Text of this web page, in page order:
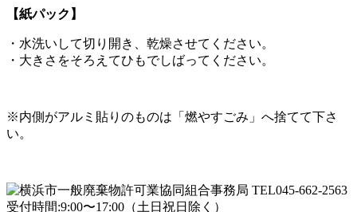
【紙パック】
・水洗いして切り開き、乾燥させてください。
・大きさをそろえてひもでしばってください。
※内側がアルミ貼りのものは「燃やすごみ」へ捨てて下さ
い。